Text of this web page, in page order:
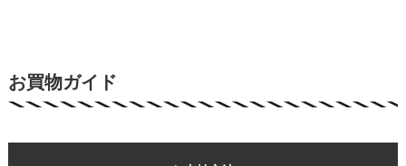
お買物ガイド